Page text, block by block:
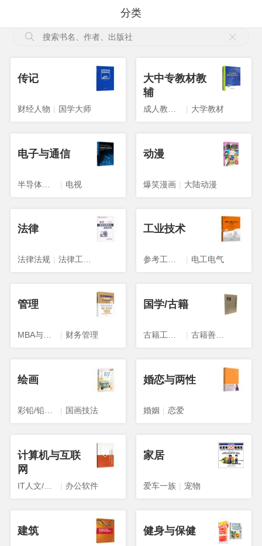
分类
传记
财经人物 | 国学大师
大中专教材教
辅
| 大学教材
电子与通信
| 电视
动漫
爆笑漫画 | 大陆动漫
法律
法律法规 | 法律工具书
工业技术
参考工具书 | 电工电气
管理
MBA与工商管理 | 财务管理
国学/古籍
古籍工具书 | 古籍善本影印本
绘画
| 国画技法
婚恋与两性
婚姻 | 恋爱
计算机与互联
网
| 办公软件
家居
爱车一族 | 宠物
建筑 健身与保健